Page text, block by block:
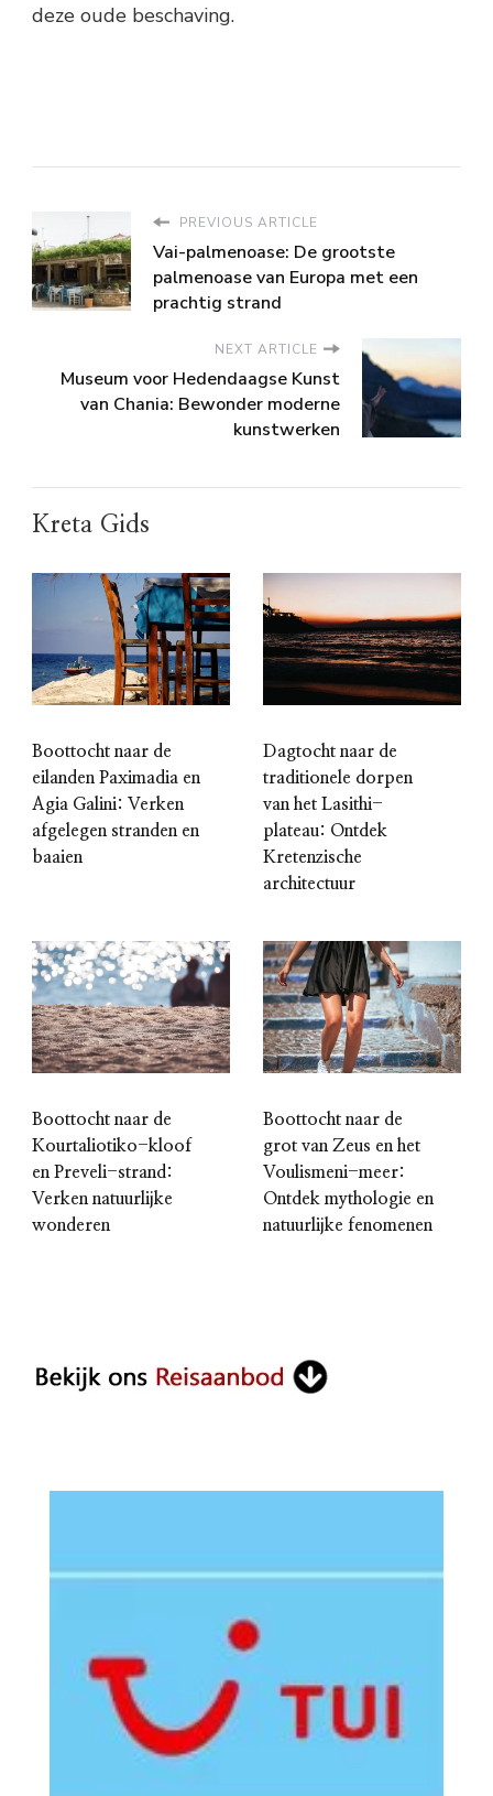
deze oude beschaving.
PREVIOUS ARTICLE
Vai-palmenoase: De grootste
palmenoase van Europa met een
prachtig strand
NEXT ARTICLE
Museum voor Hedendaagse Kunst
van Chania: Bewonder moderne
kunstwerken
Kreta Gids
Boottocht naar de
eilanden Paximadia en
Agia Galini: Verken
afgelegen stranden en
baaien
Dagtocht naar de
traditionele dorpen
van het Lasithi-
plateau: Ontdek
Kretenzische
architectuur
Boottocht naar de
Kourtaliotiko-kloof
en Preveli-strand:
Verken natuurlijke
wonderen
Boottocht naar de
grot van Zeus en het
Voulismeni-meer:
Ontdek mythologie en
natuurlijke fenomenen